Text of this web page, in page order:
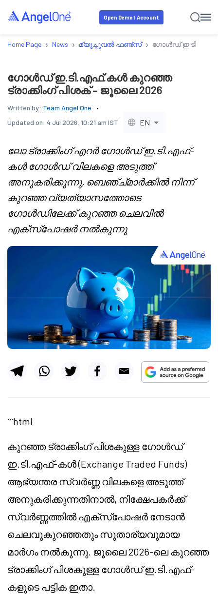
Open Demat Account
Home Page › News › മ്യൂച്ചുവൽ ഫണ്ട്സ് › ഗോൾഡ്
ഗോൾഡ് ഇ.ടി.എഫ്.കൾ കുറഞ്ഞ
ട്രാക്കിംഗ് പിശക് – ജൂലൈ 2026
Written by: Team Angel One
Updated on: 4 Jul 2026, 10:21 am IST EN
ലോ ട്രാക്കിംഗ് എറർ ഗോൾഡ് ഇ.ടി.എഫ്-
കൾ ഗോൾഡ് വിലകളെ അടുത്ത്
അനുകരിക്കുന്നു, ബെഞ്ച്മാർക്കിൽ നിന്ന്
കുറഞ്ഞ വ്യത്യാസത്തോടെ
ഗോൾഡിലേക്ക് കുറഞ്ഞ ചെലവിൽ
എക്സ്പോഷർ നൽകുന്നു
```html
കുറഞ്ഞ ട്രാക്കിംഗ് പിശകുള്ള ഗോൾഡ്
ഇ.ടി.എഫ്-കൾ (Exchange Traded Funds)
ആഭ്യന്തര സ്വർണ്ണ വിലകളെ അടുത്ത്
അനുകരിക്കുന്നതിനാൽ, നിക്ഷേപകർക്ക്
സ്വർണ്ണത്തിൽ എക്സ്പോഷർ നേടാൻ
ചെലവുകുറഞ്ഞതും സുതാര്യവുമായ
മാർഗം നൽകുന്നു. ജൂലൈ 2026-ലെ കുറഞ്ഞ
ട്രാക്കിംഗ് പിശകുള്ള ഗോൾഡ് ഇ.ടി.എഫ്-
കളുടെ പട്ടിക ഇതാ.